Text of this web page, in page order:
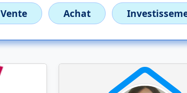
Vente
Achat